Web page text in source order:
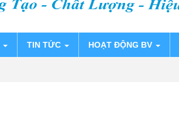
TIN TỨC HOẠT ĐỘNG BV